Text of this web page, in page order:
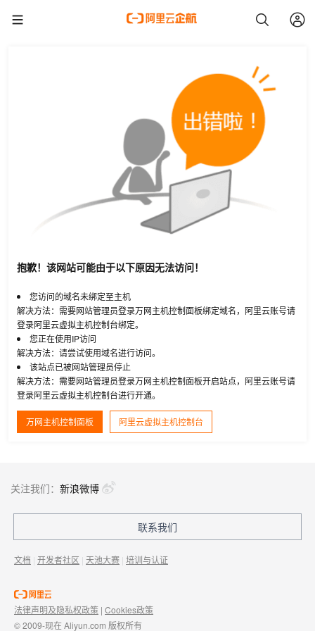
抱歉！该网站可能由于以下原因无法访问！
您访问的域名未绑定至主机
解决方法：需要网站管理员登录万网主机控制面板绑定域名，阿里云账号请
登录阿里云虚拟主机控制台绑定。
您正在使用IP访问
解决方法：请尝试使用域名进行访问。
该站点已被网站管理员停止
解决方法：需要网站管理员登录万网主机控制面板开启站点，阿里云账号请
登录阿里云虚拟主机控制台进行开通。
万网主机控制面板 阿里云虚拟主机控制台